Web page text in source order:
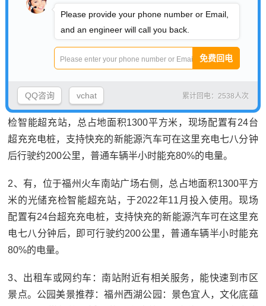
福州火车南站有充电的地方吗,福州火车
南站周边旅游景点
1、福州火车南站有充电的地方，且福州火车南站周边有多
个旅游景点。充电地点： 福州火车南站广场右侧设有光储充
检智能超充站，总占地面积1300平方米，现场配置有24台
超充充电桩，支持快充的新能源汽车可在这里充电七八分钟
后行驶约200公里，普通车辆半小时能充80%的电量。
2、有，位于福州火车南站广场右侧，总占地面积1300平方
米的光储充检智能超充站，于2022年11月投入使用。现场
配置有24台超充充电桩，支持快充的新能源汽车可在这里充
电七八分钟后，即可行驶约200公里，普通车辆半小时能充
80%的电量。
3、出租车或网约车：南站附近有相关服务，能快速到市区
景点。公园美景推荐：福州西湖公园：景色宜人，文化底蕴
Please provide your phone number or Email,
and an engineer will call you back.
累计回电：2538人次
QQ咨询 vchat